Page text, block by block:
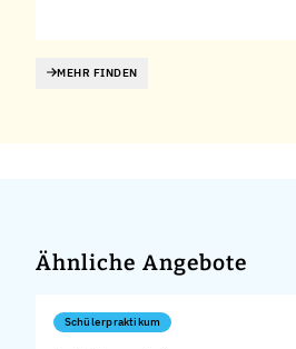
MEHR FINDEN
Ähnliche Angebote
Schülerpraktikum